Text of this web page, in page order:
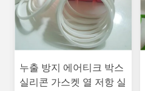
누출 방지 에어티크 박스
실리콘 가스켓 열 저항 실